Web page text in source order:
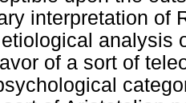
interpretation of
analysis
of a sort of